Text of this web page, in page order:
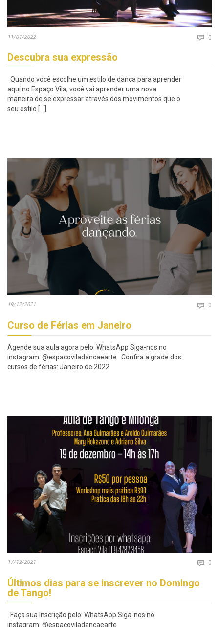
11/01/2022  0
Descubra sua expressão
Quando você escolhe um estilo de dança para aprender
aqui no Espaço Vila, você vai aprender uma nova
maneira de se expressar através dos movimentos que o
seu estilo […]
19/12/2021  0
Curso de Férias em Janeiro
Agende sua aula agora pelo: WhatsApp Siga-nos no
instagram: @espacoviladancaearte Confira a grade dos
cursos de férias: Janeiro de 2022
17/12/2021  0
Últimos dias para se inscrever no Domingo
de Tango!
Faça sua Inscrição pelo: WhatsApp Siga-nos no
instagram: @espacoviladancaearte